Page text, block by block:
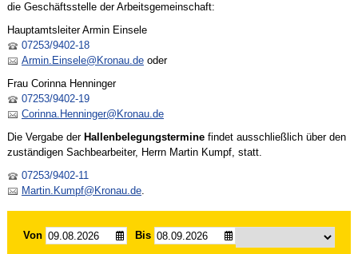
die Geschäftsstelle der Arbeitsgemeinschaft:
Hauptamtsleiter Armin Einsele
07253/9402-18
Armin.Einsele@Kronau.deoder
Frau Corinna Henninger
07253/9402-19
Corinna.Henninger@Kronau.de
Die Vergabe der Hallenbelegungsterminefindet ausschließlich über den
zuständigen Sachbearbeiter, Herrn Martin Kumpf, statt.
07253/9402-11
Martin.Kumpf@Kronau.de.
Von Bis